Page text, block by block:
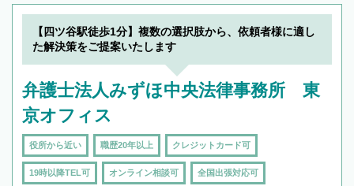
できます。また、相続は感情がからむ分野なの
でフィーリングも重要です。実際に電話や面談
で複数の弁護士と会話をしてウマが合う方に依
【四ツ谷駅徒歩1分】複数の選択肢から、依頼者様に適し
た解決策をご提案いたします
弁護士法人みずほ中央法律事務所 東
京オフィス
役所から近い 職歴20年以上 クレジットカード可
19時以降TEL可 オンライン相談可 全国出張対応可